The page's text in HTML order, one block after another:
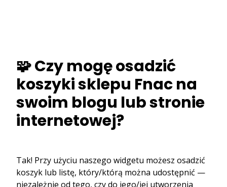
🧩 Czy mogę osadzić
koszyki sklepu Fnac na
swoim blogu lub stronie
internetowej?
Tak! Przy użyciu naszego widgetu możesz osadzić
koszyk lub listę, który/którą można udostępnić —
niezależnie od tego, czy do jego/jej utworzenia